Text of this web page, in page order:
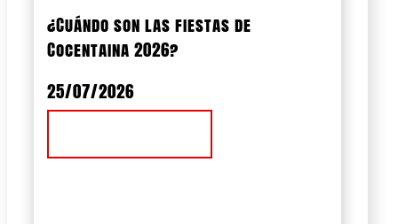
¿Cuándo son las fiestas de
Cocentaina 2026?
25/07/2026